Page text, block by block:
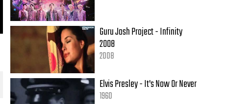
Guru Josh Project - Infinity
2008
2008
Elvis Presley - It's Now Or Never
1960